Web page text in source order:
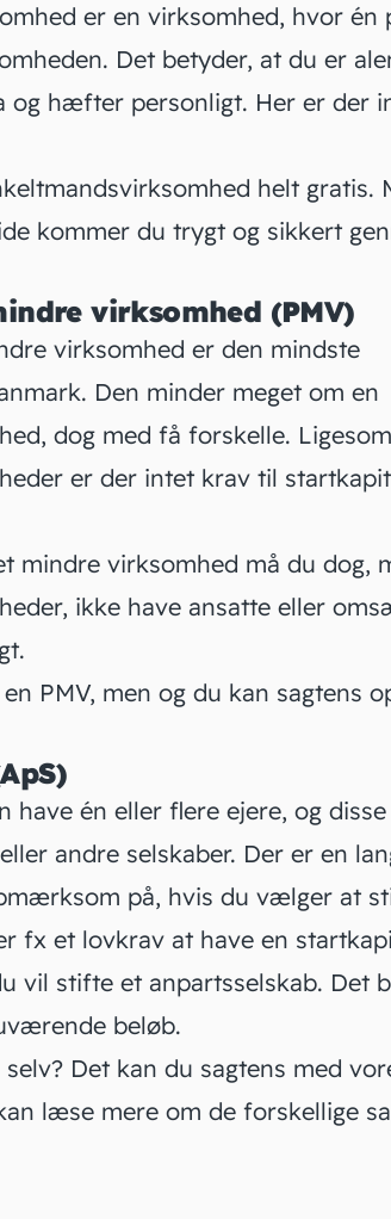
er en virksomhed, hvor én
Det betyder, at du er
og hæfter personligt. Her er der
helt gratis.
kommer du trygt og sikkert
virksomhed (PMV)
virksomhed er den mindste
Den minder meget om en
dog med få forskelle. Ligesom
er der intet krav til
mindre virksomhed må du dog,
ikke have ansatte eller
PMV, men og du kan sagtens
have én eller flere ejere, og
andre selskaber. Der er en
på, hvis du vælger at
fx et lovkrav at have en
vil stifte et anpartsselskab. Det
beløb.
selv? Det kan du sagtens med
læse mere om de forskellige